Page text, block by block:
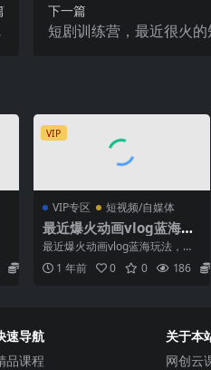
下一篇
短剧训练营，最近很火
VIP
VIP专区 短视频/自媒体
最近爆火动画vlog蓝海玩
法，治愈系AI动画视频动
态插画视频教程(含素材)
最近爆火动画vlog蓝海玩法，治
愈系AI动画视频动态插画视频教
程(含素材) 新的...
1 年前 0 0 186
速导航
品课程
关于本
网创云